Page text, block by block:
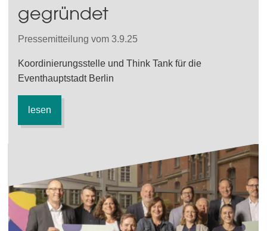
gegründet
Pressemitteilung vom 3.9.25
Koordinierungsstelle und Think Tank für die
Eventhauptstadt Berlin
lesen